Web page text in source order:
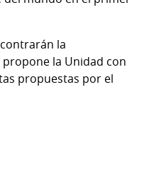
la
la Unidad con
propuestas por el